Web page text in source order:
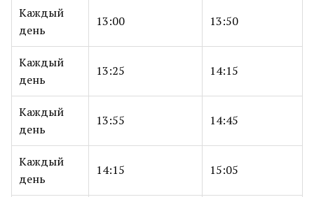
Каждый
день
13:00 13:50
Каждый
день
13:25 14:15
Каждый
день
13:55 14:45
Каждый
день
14:15 15:05